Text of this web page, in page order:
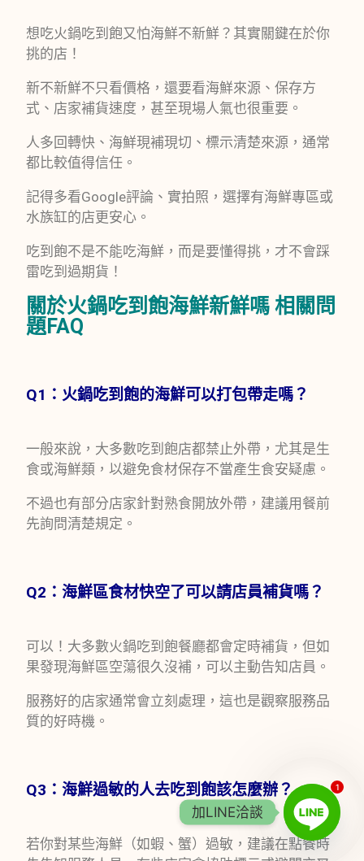
想吃火鍋吃到飽又怕海鮮不新鮮？其實關鍵在於你
挑的店！
新不新鮮不只看價格，還要看海鮮來源、保存方
式、店家補貨速度，甚至現場人氣也很重要。
人多回轉快、海鮮現補現切、標示清楚來源，通常
都比較值得信任。
記得多看Google評論、實拍照，選擇有海鮮專區或
水族缸的店更安心。
吃到飽不是不能吃海鮮，而是要懂得挑，才不會踩
雷吃到過期貨！
關於火鍋吃到飽海鮮新鮮嗎 相關問
題FAQ
Q1：火鍋吃到飽的海鮮可以打包帶走嗎？
一般來說，大多數吃到飽店都禁止外帶，尤其是生
食或海鮮類，以避免食材保存不當產生食安疑慮。
不過也有部分店家針對熟食開放外帶，建議用餐前
先詢問清楚規定。
Q2：海鮮區食材快空了可以請店員補貨嗎？
可以！大多數火鍋吃到飽餐廳都會定時補貨，但如
果發現海鮮區空蕩很久沒補，可以主動告知店員。
服務好的店家通常會立刻處理，這也是觀察服務品
質的好時機。
Q3：海鮮過敏的人去吃到飽該怎麼辦？
若你對某些海鮮（如蝦、蟹）過敏，建議在點餐時
1
加LINE洽談